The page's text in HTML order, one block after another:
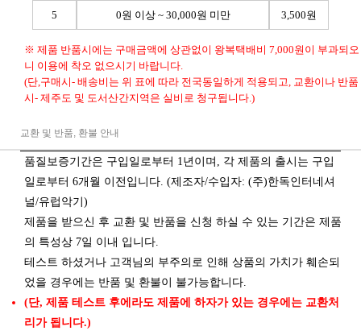
5 0원 이상 ~ 30,000원 미만 3,500원
※ 제품 반품시에는 구매금액에 상관없이 왕복택배비 7,000원이 부과되오
니 이용에 착오 없으시기 바랍니다.
(단,구매시- 배송비는 위 표에 따라 전국동일하게 적용되고, 교환이나 반품
시- 제주도 및 도서산간지역은 실비로 청구됩니다.)
교환 및 반품, 환불 안내
품질보증기간은 구입일로부터 1년이며, 각 제품의 출시는 구입
일로부터 6개월 이전입니다. (제조자/수입자: (주)한독인터네셔
널/유럽악기)
제품을 받으신 후 교환 및 반품을 신청 하실 수 있는 기간은 제품
의 특성상 7일 이내 입니다.
테스트 하셨거나 고객님의 부주의로 인해 상품의 가치가 훼손되
었을 경우에는 반품 및 환불이 불가능합니다.
(단, 제품 테스트 후에라도 제품에 하자가 있는 경우에는 교환처
리가 됩니다.)